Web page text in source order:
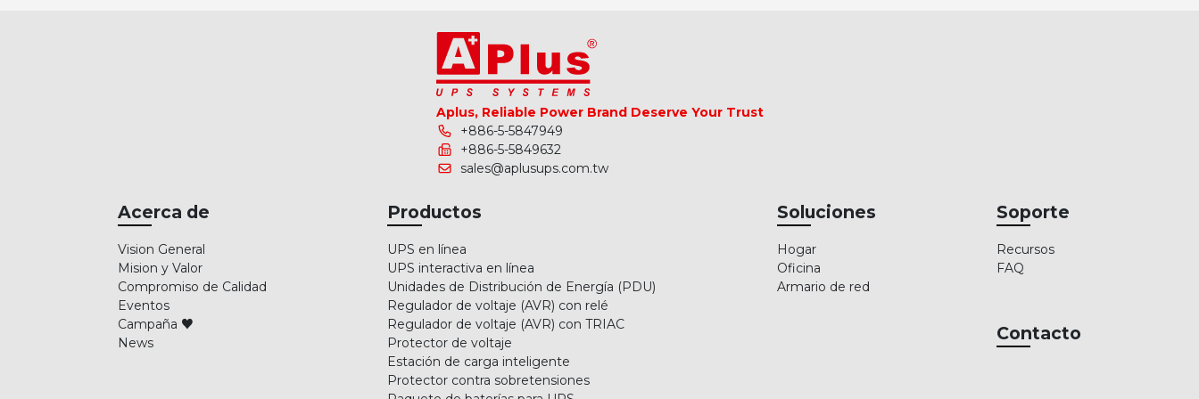
Aplus, Reliable Power Brand Deserve Your Trust
+886-5-5847949
+886-5-5849632
sales@aplusups.com.tw
Acerca de
Vision General
Mision y Valor
Compromiso de Calidad
Eventos
Campaña ♥
News
Productos
UPS en línea
UPS interactiva en línea
Unidades de Distribución de Energía (PDU)
Regulador de voltaje (AVR) con relé
Regulador de voltaje (AVR) con TRIAC
Protector de voltaje
Estación de carga inteligente
Protector contra sobretensiones
Soluciones
Hogar
Oficina
Armario de red
Soporte
Recursos
FAQ
Contacto